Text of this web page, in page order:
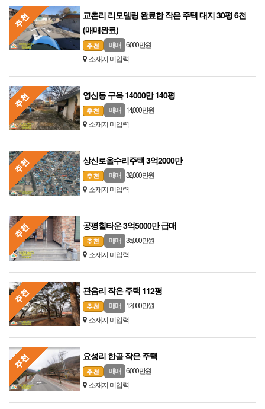
교촌리 리모델링 완료한 작은 주택 대지 30평 6천
(매매완료)
매매
6,000 만원
소재지 미입력
영신동 구옥 14000만 140평
매매
14,000 만원
소재지 미입력
상신로올수리주택 3억2000만
매매
32,000 만원
소재지 미입력
공평힐타운 3억5000만 급매
매매
35,000 만원
소재지 미입력
관음리 작은 주택 112평
매매
12,000 만원
소재지 미입력
요성리 한골 작은 주택
매매
6,000 만원
소재지 미입력